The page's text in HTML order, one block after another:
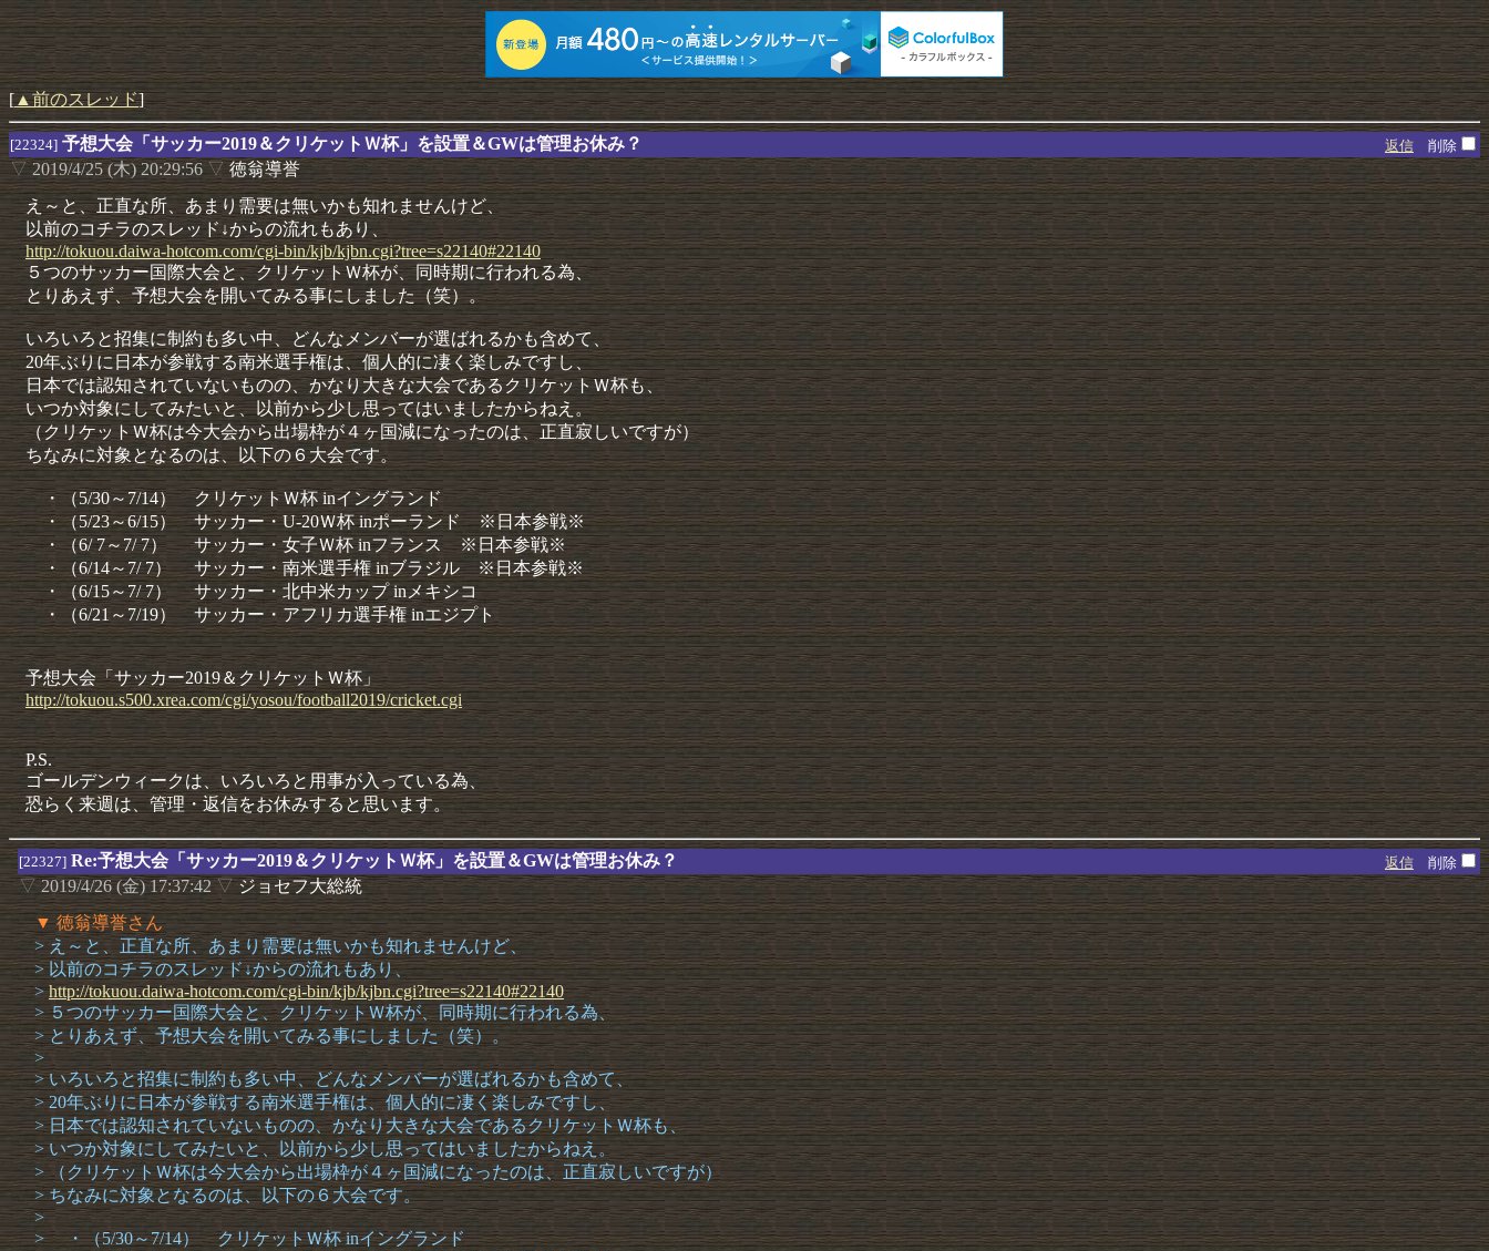
[▲前のスレッド]
[22324] 予想大会「サッカー2019＆クリケットＷ杯」を設置＆GWは管理お休み？ 返信 削除
▽ 2019/4/25 (木) 20:29:56▽ 徳翁導誉
え～と、正直な所、あまり需要は無いかも知れませんけど、
以前のコチラのスレッド↓からの流れもあり、
http://tokuou.daiwa-hotcom.com/cgi-bin/kjb/kjbn.cgi?tree=s22140#22140
５つのサッカー国際大会と、クリケットＷ杯が、同時期に行われる為、
とりあえず、予想大会を開いてみる事にしました（笑）。
いろいろと招集に制約も多い中、どんなメンバーが選ばれるかも含めて、
20年ぶりに日本が参戦する南米選手権は、個人的に凄く楽しみですし、
日本では認知されていないものの、かなり大きな大会であるクリケットＷ杯も、
いつか対象にしてみたいと、以前から少し思ってはいましたからねえ。
（クリケットＷ杯は今大会から出場枠が４ヶ国減になったのは、正直寂しいですが）
ちなみに対象となるのは、以下の６大会です。
・（5/30～7/14） クリケットＷ杯 inイングランド
・（5/23～6/15） サッカー・U-20Ｗ杯 inポーランド ※日本参戦※
・（6/ 7～7/ 7） サッカー・女子Ｗ杯 inフランス ※日本参戦※
・（6/14～7/ 7） サッカー・南米選手権 inブラジル ※日本参戦※
・（6/15～7/ 7） サッカー・北中米カップ inメキシコ
・（6/21～7/19） サッカー・アフリカ選手権 inエジプト
予想大会「サッカー2019＆クリケットＷ杯」
http://tokuou.s500.xrea.com/cgi/yosou/football2019/cricket.cgi
P.S.
ゴールデンウィークは、いろいろと用事が入っている為、
恐らく来週は、管理・返信をお休みすると思います。
[22327] Re:予想大会「サッカー2019＆クリケットＷ杯」を設置＆GWは管理お休み？ 返信 削除
▽2019/4/26 (金) 17:37:42▽ジョセフ大総統
▼ 徳翁導誉さん
> え～と、正直な所、あまり需要は無いかも知れませんけど、
> 以前のコチラのスレッド↓からの流れもあり、
>http://tokuou.daiwa-hotcom.com/cgi-bin/kjb/kjbn.cgi?tree=s22140#22140
> ５つのサッカー国際大会と、クリケットＷ杯が、同時期に行われる為、
> とりあえず、予想大会を開いてみる事にしました（笑）。
>
> いろいろと招集に制約も多い中、どんなメンバーが選ばれるかも含めて、
> 20年ぶりに日本が参戦する南米選手権は、個人的に凄く楽しみですし、
> 日本では認知されていないものの、かなり大きな大会であるクリケットＷ杯も、
> いつか対象にしてみたいと、以前から少し思ってはいましたからねえ。
> （クリケットＷ杯は今大会から出場枠が４ヶ国減になったのは、正直寂しいですが）
> ちなみに対象となるのは、以下の６大会です。
>
> ・（5/30～7/14） クリケットＷ杯 inイングランド